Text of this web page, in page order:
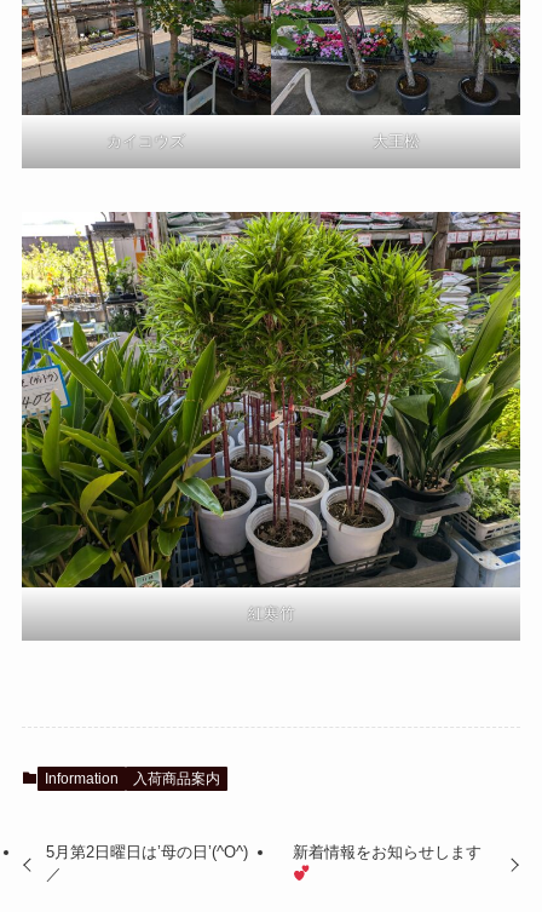
カイコウズ 大王松
紅寒竹
Information 入荷商品案内
5月第2日曜日は’母の日’(^O^)
／
新着情報をお知らせします